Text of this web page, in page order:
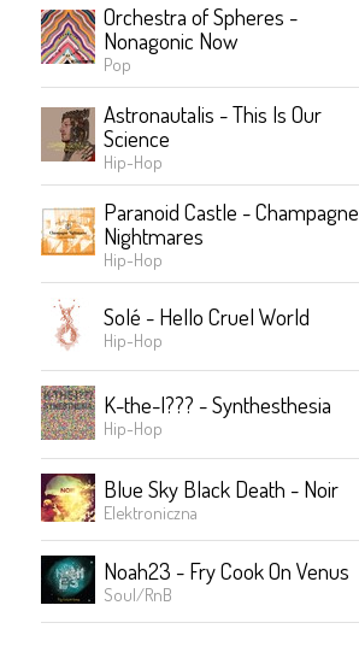
Orchestra of Spheres -
Nonagonic Now
Pop
Astronautalis - This Is Our
Science
Hip-Hop
Paranoid Castle - Champagne
Nightmares
Hip-Hop
Solé - Hello Cruel World
Hip-Hop
K-the-I??? - Synthesthesia
Hip-Hop
Blue Sky Black Death - Noir
Elektroniczna
Noah23 - Fry Cook On Venus
Soul/RnB